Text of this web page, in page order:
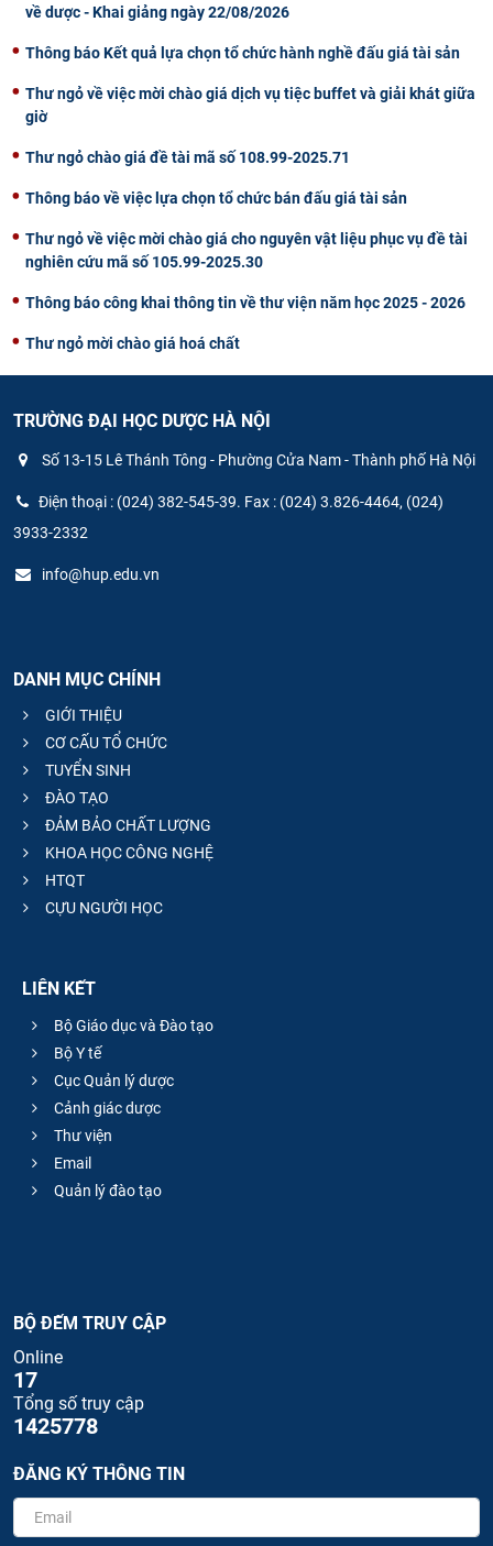
về dược - Khai giảng ngày 22/08/2026
Thông báo Kết quả lựa chọn tổ chức hành nghề đấu giá tài sản
Thư ngỏ về việc mời chào giá dịch vụ tiệc buffet và giải khát giữa
giờ
Thư ngỏ chào giá đề tài mã số 108.99-2025.71
Thông báo về việc lựa chọn tổ chức bán đấu giá tài sản
Thư ngỏ về việc mời chào giá cho nguyên vật liệu phục vụ đề tài
nghiên cứu mã số 105.99-2025.30
Thông báo công khai thông tin về thư viện năm học 2025 - 2026
Thư ngỏ mời chào giá hoá chất
TRƯỜNG ĐẠI HỌC DƯỢC HÀ NỘI
Số 13-15 Lê Thánh Tông - Phường Cửa Nam - Thành phố Hà Nội
Điện thoại : (024) 382-545-39. Fax : (024) 3.826-4464, (024)
3933-2332
info@hup.edu.vn
DANH MỤC CHÍNH
GIỚI THIỆU
CƠ CẤU TỔ CHỨC
TUYỂN SINH
ĐÀO TẠO
ĐẢM BẢO CHẤT LƯỢNG
KHOA HỌC CÔNG NGHỆ
HTQT
CỰU NGƯỜI HỌC
LIÊN KẾT
Bộ Giáo dục và Đào tạo
Bộ Y tế
Cục Quản lý dược
Cảnh giác dược
Thư viện
Email
Quản lý đào tạo
BỘ ĐẾM TRUY CẬP
Online
17
Tổng số truy cập
1425778
ĐĂNG KÝ THÔNG TIN